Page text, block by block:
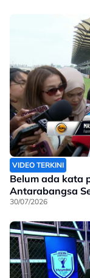
VIDEO TERKINI
Belum ada kata
Antarabangsa
30/07/2026